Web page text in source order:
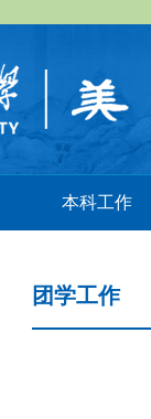
本科工作
团学工作